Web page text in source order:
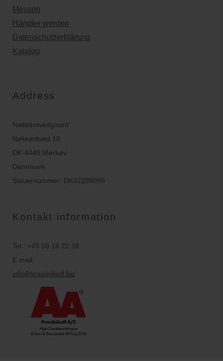
Messen
Händler werden
Datenschutzerklärung
Katalog
Address
Nøkkentvedgaard
Nøkkentved 18
DK-4440 Mørkøv
Dänemark
Steuernummer: DK32289096
Kontakt information
Tel.: +45 59 18 22 28
E mail:
info@krasilnikoff.biz